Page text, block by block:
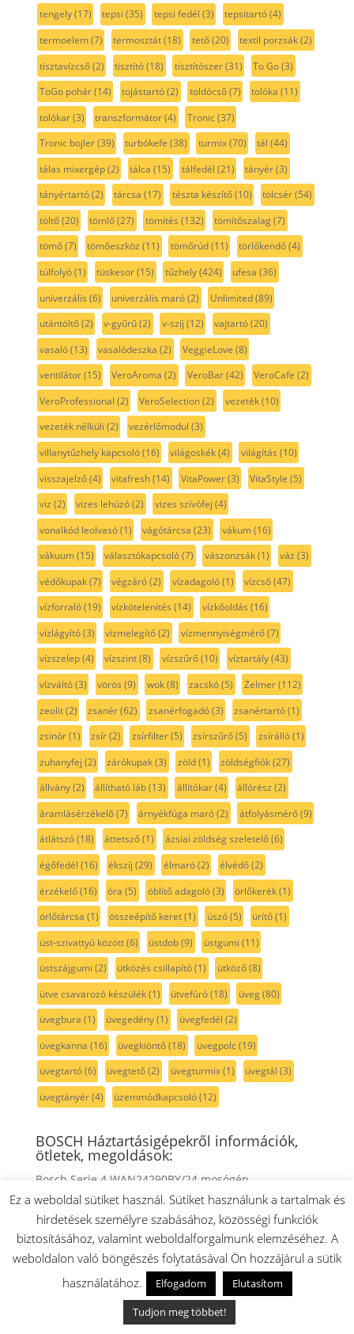
tengely(17) tepsi (35) tepsi fedél (3) tepsitartó(4)
termoelem(7) termosztát(18) tető(20) textil porzsák(2)
tisztavízcső(2) tisztító(18) tisztítószer(31) To Go(3)
ToGo pohár(14) tojástartó(2) toldócső(7) tolóka (11)
tolókar(3) transzformátor(4) Tronic(37)
Tronic bojler(39) turbókefe (38) turmix(70) tál (44)
tálas mixergép(2) tálca (15) tálfedél (21) tányér(3)
tányértartó(2) tárcsa (17) tészta készítő(10) tölcsér(54)
töltő(20) tömlő(27) tömítés (132) tömítőszalag(7)
tömő(7) tömőeszköz (11) tömőrúd(11) törlőkendő(4)
túlfolyó(1) tüskesor(15) tűzhely(424) ufesa (36)
univerzális (6) univerzális maró(2) Unlimited(89)
utántöltő(2) v-gyűrű(2) v-szíj (12) vajtartó(20)
vasaló(13) vasalódeszka (2) VeggieLove (8)
ventilátor(15) VeroAroma (2) VeroBar(42) VeroCafe (2)
VeroProfessional (2) VeroSelection(2) vezeték(10)
vezeték nélküli (2) vezérlőmodul (3)
villanytűzhely kapcsoló(16) világoskék(4) világítás (10)
visszajelző(4) vitafresh(14) VitaPower(3) VitaStyle (5)
viz (2) vizes lehúzó(2) vizes szívófej (4)
vonalkód leolvasó(1) vágótárcsa (23) vákum(16)
vákuum(15) választókapcsoló(7) vászonzsák(1) váz (3)
védőkupak(7) végzáró(2) vízadagoló(1) vízcső(47)
vízforraló(19) vízkötelenítés (14) vízkőoldás (16)
vízlágyító(3) vízmelegítő(2) vízmennyiségmérő(7)
vízszelep(4) vízszint(8) vízszűrő(10) víztartály(43)
vízváltó(3) vörös (9) wok(8) zacskó(5) Zelmer(112)
zeolit(2) zsanér(62) zsanérfogadó(3) zsanértartó(1)
zsinór(1) zsír(2) zsírfilter(5) zsírszűrő(5) zsírálló(1)
zuhanyfej (2) zárókupak(3) zöld(1) zöldségfiók(27)
állvány(2) állítható láb(13) állítókar(4) állórész (2)
áramlásérzékelő(7) árnyékfúga maró(2) átfolyásmérő(9)
átlátszó(18) áttetsző(1) ázsiai zöldség szeletelő(6)
égőfedél (16) ékszíj (29) élmaró(2) élvédő(2)
érzékelő(16) óra (5) öblítő adagoló(3) örlőkerék(1)
örlőtárcsa (1) összeépítő keret(1) úszó(5) ürítő(1)
üst-szivattyú között(6) üstdob(9) üstgumi (11)
üstszájgumi (2) ütközés csillapító(1) ütköző(8)
ütve csavarozó készülék(1) ütvefúró(18) üveg(80)
üvegbura (1) üvegedény(1) üvegfedél (2)
üvegkanna (16) üvegkiöntő(18) üvegpolc(19)
üvegtartó(6) üvegtető(2) üvegturmix(1) üvegtál (3)
üvegtányér(4) üzemmódkapcsoló(12)
BOSCH Háztartásigépekről információk,
ötletek, megoldások:
Bosch Serie 4 WAN24290BY/24 mosógép –
készülékspecifikus tudástár
Bosch WAB16260ME/01 Maxx 6 mosógép –
készülékspecifikus tudástár
Bosch WAB16060BY/04 Classixx 6 mosógép –
készülékspecifikus tudástár
Balay 3TS866EE/17 mosógép – készülékspecifikus
Ez a weboldal sütiket használ. Sütiket használunk a tartalmak és
hirdetések személyre szabásához, közösségi funkciók
biztosításához, valamint weboldalforgalmunk elemzéséhez. A
weboldalon való böngészés folytatásával Ön hozzájárul a sütik
használatához.
Elfogadom
Elutasítom
Tudjon meg többet!